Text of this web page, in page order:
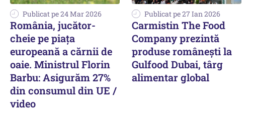
Publicat pe 24 Mar 2026
România, jucător-
cheie pe piața
europeană a cărnii de
oaie. Ministrul Florin
Barbu: Asigurăm 27%
din consumul din UE /
video
Publicat pe 27 Ian 2026
Carmistin The Food
Company prezintă
produse românești la
Gulfood Dubai, târg
alimentar global